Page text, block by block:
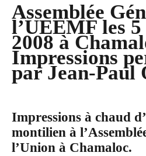
Assemblée
l’UEEMF les
2008 à
Impressions
par Jean-Paul
Impressions à chaud
montilien à
l’Union à Chamaloc.